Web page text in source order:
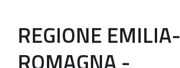
REGIONE EMILIA-